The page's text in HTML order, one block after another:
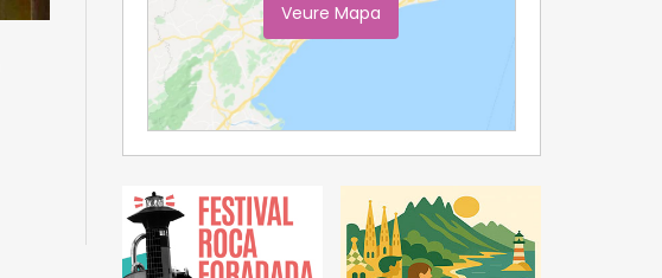
Veure Mapa